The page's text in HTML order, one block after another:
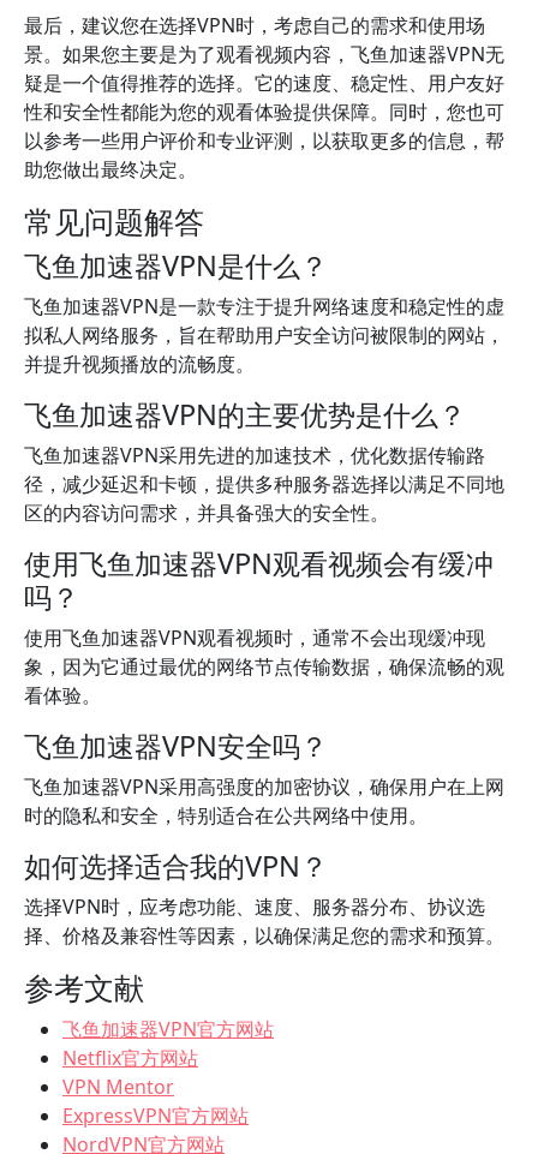
最后，建议您在选择VPN时，考虑自己的需求和使用场
景。如果您主要是为了观看视频内容，飞鱼加速器VPN无
疑是一个值得推荐的选择。它的速度、稳定性、用户友好
性和安全性都能为您的观看体验提供保障。同时，您也可
以参考一些用户评价和专业评测，以获取更多的信息，帮
助您做出最终决定。
常见问题解答
飞鱼加速器VPN是什么？
飞鱼加速器VPN是一款专注于提升网络速度和稳定性的虚
拟私人网络服务，旨在帮助用户安全访问被限制的网站，
并提升视频播放的流畅度。
飞鱼加速器VPN的主要优势是什么？
飞鱼加速器VPN采用先进的加速技术，优化数据传输路
径，减少延迟和卡顿，提供多种服务器选择以满足不同地
区的内容访问需求，并具备强大的安全性。
使用飞鱼加速器VPN观看视频会有缓冲
吗？
使用飞鱼加速器VPN观看视频时，通常不会出现缓冲现
象，因为它通过最优的网络节点传输数据，确保流畅的观
看体验。
飞鱼加速器VPN安全吗？
飞鱼加速器VPN采用高强度的加密协议，确保用户在上网
时的隐私和安全，特别适合在公共网络中使用。
如何选择适合我的VPN？
选择VPN时，应考虑功能、速度、服务器分布、协议选
择、价格及兼容性等因素，以确保满足您的需求和预算。
参考文献
飞鱼加速器VPN官方网站
Netflix官方网站
VPN Mentor
ExpressVPN官方网站
NordVPN官方网站